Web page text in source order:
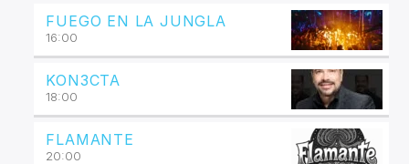
FUEGO EN LA JUNGLA
16:00
KON3CTA
18:00
FLAMANTE
20:00